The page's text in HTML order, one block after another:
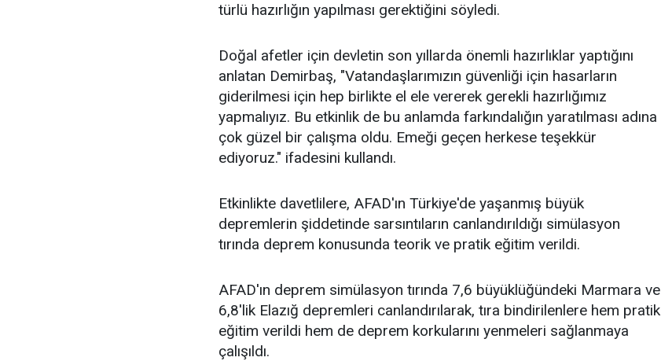
türlü hazırlığın yapılması gerektiğini söyledi.
Doğal afetler için devletin son yıllarda önemli hazırlıklar yaptığını
anlatan Demirbaş, "Vatandaşlarımızın güvenliği için hasarların
giderilmesi için hep birlikte el ele vererek gerekli hazırlığımız
yapmalıyız. Bu etkinlik de bu anlamda farkındalığın yaratılması adına
çok güzel bir çalışma oldu. Emeği geçen herkese teşekkür
ediyoruz." ifadesini kullandı.
Etkinlikte davetlilere, AFAD'ın Türkiye'de yaşanmış büyük
depremlerin şiddetinde sarsıntıların canlandırıldığı simülasyon
tırında deprem konusunda teorik ve pratik eğitim verildi.
AFAD'ın deprem simülasyon tırında 7,6 büyüklüğündeki Marmara ve
6,8'lik Elazığ depremleri canlandırılarak, tıra bindirilenlere hem pratik
eğitim verildi hem de deprem korkularını yenmeleri sağlanmaya
çalışıldı.